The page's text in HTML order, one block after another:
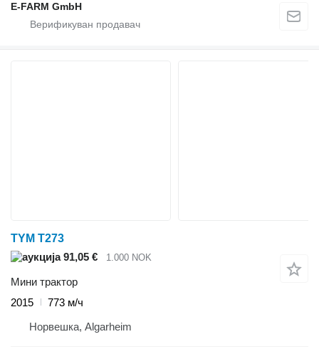
E-FARM GmbH
TYM T273
91,05 €
1.000 NOK
Мини трактор
2015
773 м/ч
Норвешка, Algarheim